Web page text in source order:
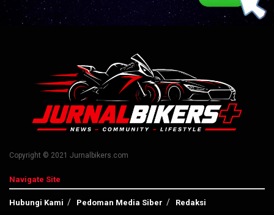
Copyright © 2021 Jurnalbikers.com
Navigate Site
Hubungi Kami Pedoman Media Siber Redaksi